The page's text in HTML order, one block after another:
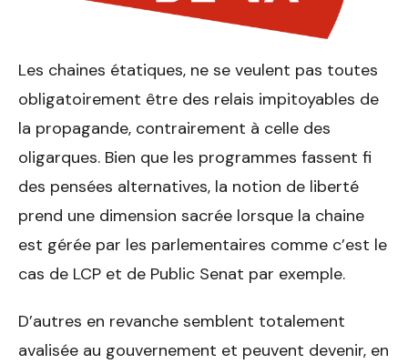
Les chaines étatiques, ne se veulent pas toutes
obligatoirement être des relais impitoyables de
la propagande, contrairement à celle des
oligarques. Bien que les programmes fassent fi
des pensées alternatives, la notion de liberté
prend une dimension sacrée lorsque la chaine
est gérée par les parlementaires comme c’est le
cas de LCP et de Public Senat par exemple.
D’autres en revanche semblent totalement
avalisée au gouvernement et peuvent devenir, en